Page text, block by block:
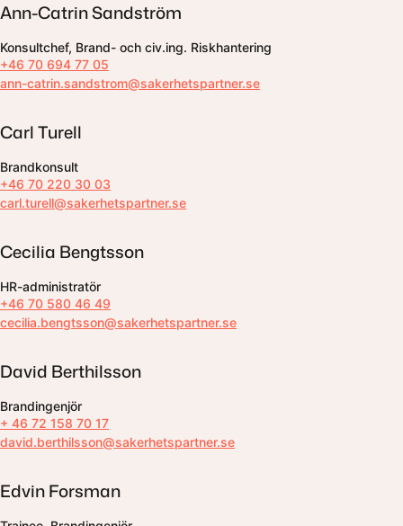
Ann-Catrin Sandström
Konsultchef, Brand- och civ.ing. Riskhantering
+46 70 694 77 05
ann-catrin.sandstrom@sakerhetspartner.se
Carl Turell
Brandkonsult
+46 70 220 30 03
carl.turell@sakerhetspartner.se
Cecilia Bengtsson
HR-administratör
+46 70 580 46 49
cecilia.bengtsson@sakerhetspartner.se
David Berthilsson
Brandingenjör
+ 46 72 158 70 17
david.berthilsson@sakerhetspartner.se
Edvin Forsman